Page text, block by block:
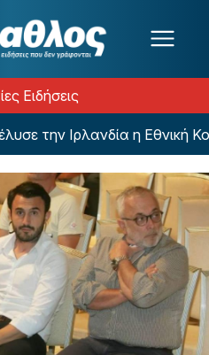
Ειδήσεις
την Ιρλανδία η Εθνική